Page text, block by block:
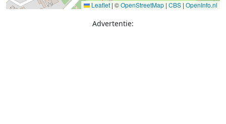
Leaflet | ©OpenStreetMap | CBS | OpenInfo.nl
Advertentie: